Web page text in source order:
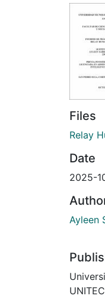
Files
Relay
Date
2025-
Ayleen
UNITEC